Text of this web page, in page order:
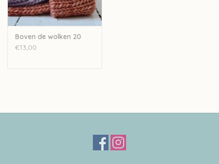
Boven de wolken 20
€13,00